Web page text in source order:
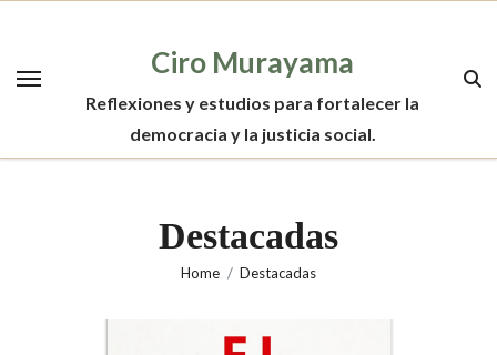
content
Ciro Murayama
Reflexiones y estudios para fortalecer la
democracia y la justicia social.
Destacadas
Home Destacadas